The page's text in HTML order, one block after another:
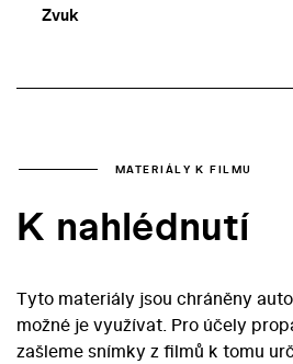
Zvuk
MATERIÁLY K FILMU
K nahlédnutí
Tyto materiály jsou chráněny
možné je využívat. Pro účely
zašleme snímky z filmů k tomu